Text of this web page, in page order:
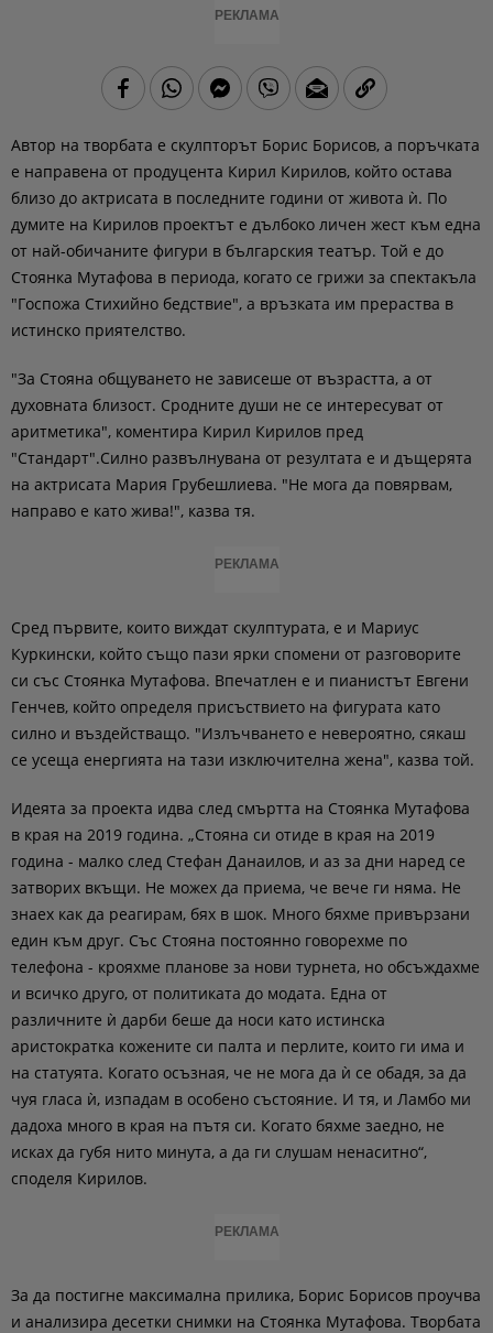
РЕКЛАМА
Автор на творбата е скулпторът Борис Борисов, а поръчката
е направена от продуцента Кирил Кирилов, който остава
близо до актрисата в последните години от живота ѝ. По
думите на Кирилов проектът е дълбоко личен жест към една
от най-обичаните фигури в българския театър. Той е до
Стоянка Мутафова в периода, когато се грижи за спектакъла
"Госпожа Стихийно бедствие", а връзката им прераства в
истинско приятелство.
"За Стояна общуването не зависеше от възрастта, а от
духовната близост. Сродните души не се интересуват от
аритметика", коментира Кирил Кирилов пред
"Стандарт".Силно развълнувана от резултата е и дъщерята
на актрисата Мария Грубешлиева. "Не мога да повярвам,
направо е като жива!", казва тя.
РЕКЛАМА
Сред първите, които виждат скулптурата, е и Мариус
Куркински, който също пази ярки спомени от разговорите
си със Стоянка Мутафова. Впечатлен е и пианистът Евгени
Генчев, който определя присъствието на фигурата като
силно и въздействащо. "Излъчването е невероятно, сякаш
се усеща енергията на тази изключителна жена", казва той.
Идеята за проекта идва след смъртта на Стоянка Мутафова
в края на 2019 година. „Стояна си отиде в края на 2019
година - малко след Стефан Данаилов, и аз за дни наред се
затворих вкъщи. Не можех да приема, че вече ги няма. Не
знаех как да реагирам, бях в шок. Много бяхме привързани
един към друг. Със Стояна постоянно говорехме по
телефона - крояхме планове за нови турнета, но обсъждахме
и всичко друго, от политиката до модата. Една от
различните ѝ дарби беше да носи като истинска
аристократка кожените си палта и перлите, които ги има и
на статуята. Когато осъзная, че не мога да ѝ се обадя, за да
чуя гласа ѝ, изпадам в особено състояние. И тя, и Ламбо ми
дадоха много в края на пътя си. Когато бяхме заедно, не
исках да губя нито минута, а да ги слушам ненаситно“,
споделя Кирилов.
РЕКЛАМА
За да постигне максимална прилика, Борис Борисов проучва
и анализира десетки снимки на Стоянка Мутафова. Творбата